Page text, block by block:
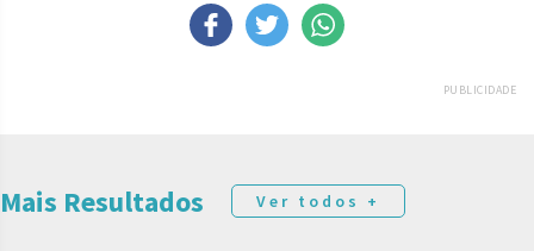
PUBLICIDADE
Mais Resultados Ver todos +